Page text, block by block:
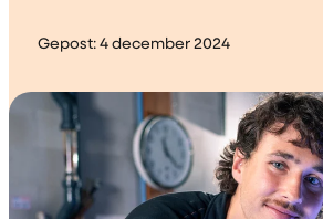
Gepost: 4 december 2024